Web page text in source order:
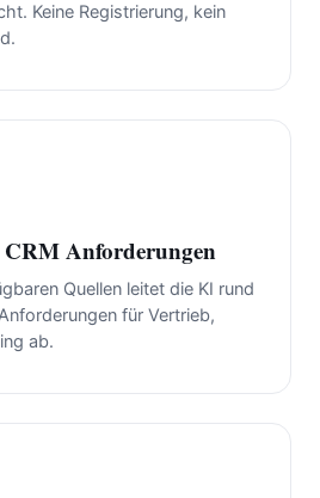
Keine Registrierung, kein
Anforderungen
Quellen leitet die KI rund
für Vertrieb,
ab.